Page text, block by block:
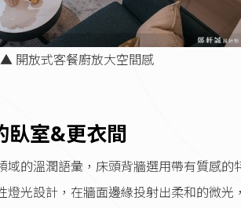
▲ 開放式客餐廚放大空間感
臥室&更衣間
域的溫潤語彙，床頭背牆選用帶有質感的
燈光設計，在牆面邊緣投射出柔和的微光